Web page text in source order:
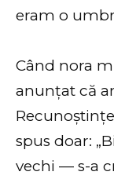
eram o
Când nora
anunțat că
spus doar:
vechi — s-a